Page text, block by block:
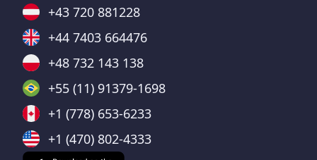
+43 720 881228
+44 7403 664476
+48 732 143 138
+55 (11) 91379-1698
+1 (778) 653-6233
+1 (470) 802-4333